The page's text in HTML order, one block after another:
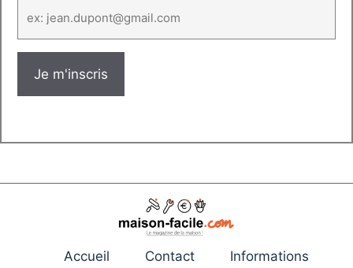
Accueil Contact Informations